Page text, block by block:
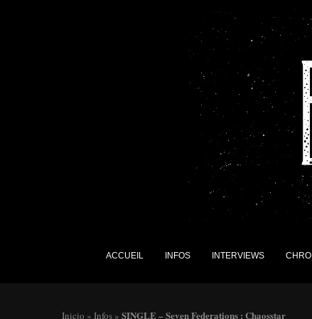
ACCUEIL INFOS INTERVIEWS
Inicio » Infos » SINGLE – Seven Federations : Chaosstar